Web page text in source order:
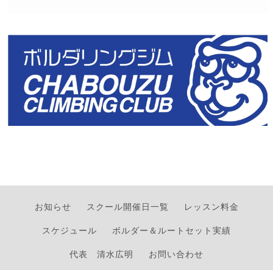
お知らせ スクール開催日一覧
レッスン料金
スケジュール
ボルダー＆ルートセット実績
代表 清水広明
お問い合わせ